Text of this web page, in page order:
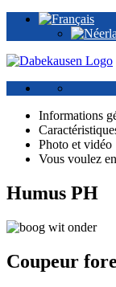
Informations
Photo et vidéo
Vous voulez
Humus PH
Coupeur